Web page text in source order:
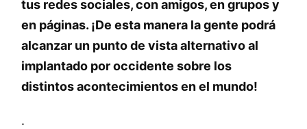
tus redes sociales, con amigos, en grupos y
en páginas. ¡De esta manera la gente podrá
alcanzar un punto de vista alternativo al
implantado por occidente sobre los
distintos acontecimientos en el mundo!
.